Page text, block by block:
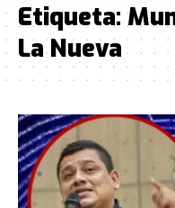
Etiqueta:
La Nueva